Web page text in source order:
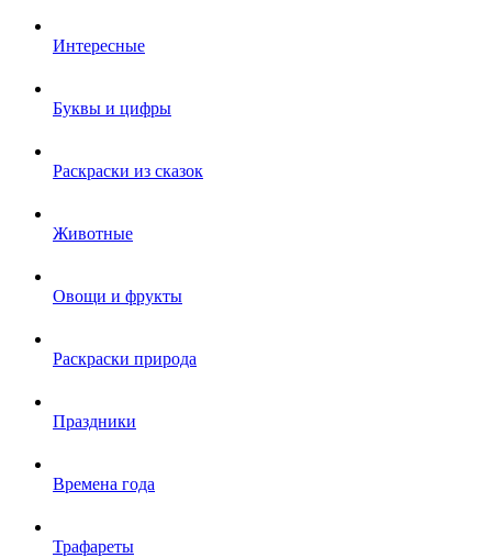
Интересные
Буквы и цифры
Раскраски из сказок
Животные
Овощи и фрукты
Раскраски природа
Праздники
Времена года
Трафареты